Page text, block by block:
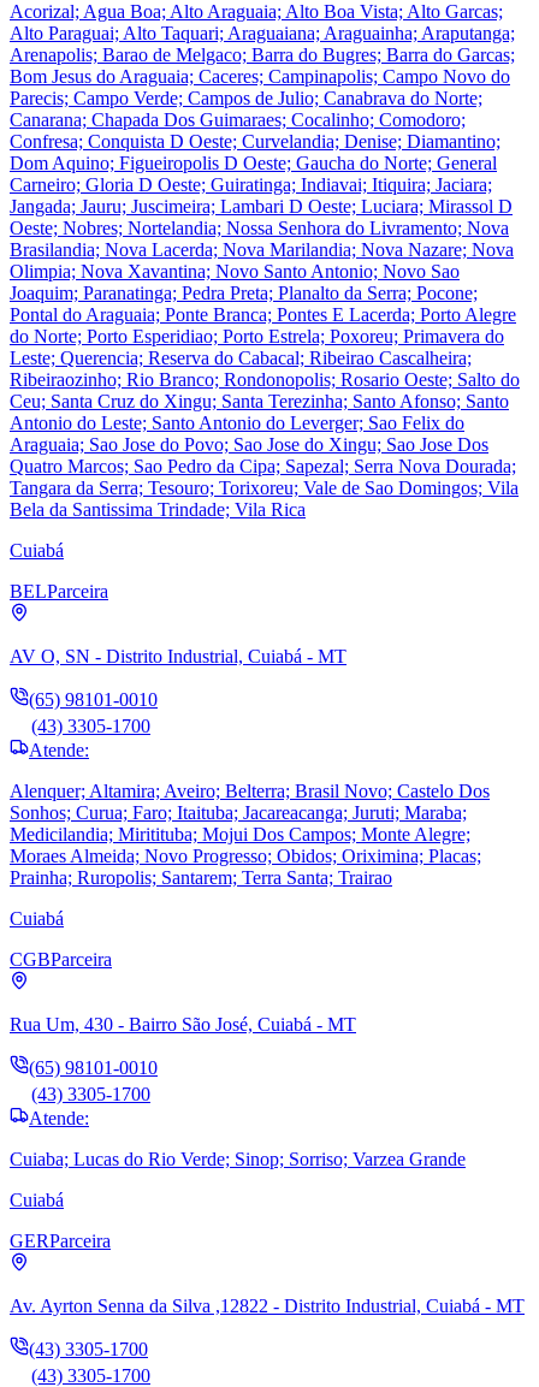
Acorizal; Agua Boa; Alto Araguaia; Alto Boa Vista; Alto Garcas;
Alto Paraguai; Alto Taquari; Araguaiana; Araguainha; Araputanga;
Arenapolis; Barao de Melgaco; Barra do Bugres; Barra do Garcas;
Bom Jesus do Araguaia; Caceres; Campinapolis; Campo Novo do
Parecis; Campo Verde; Campos de Julio; Canabrava do Norte;
Canarana; Chapada Dos Guimaraes; Cocalinho; Comodoro;
Confresa; Conquista D Oeste; Curvelandia; Denise; Diamantino;
Dom Aquino; Figueiropolis D Oeste; Gaucha do Norte; General
Carneiro; Gloria D Oeste; Guiratinga; Indiavai; Itiquira; Jaciara;
Jangada; Jauru; Juscimeira; Lambari D Oeste; Luciara; Mirassol D
Oeste; Nobres; Nortelandia; Nossa Senhora do Livramento; Nova
Brasilandia; Nova Lacerda; Nova Marilandia; Nova Nazare; Nova
Olimpia; Nova Xavantina; Novo Santo Antonio; Novo Sao
Joaquim; Paranatinga; Pedra Preta; Planalto da Serra; Pocone;
Pontal do Araguaia; Ponte Branca; Pontes E Lacerda; Porto Alegre
do Norte; Porto Esperidiao; Porto Estrela; Poxoreu; Primavera do
Leste; Querencia; Reserva do Cabacal; Ribeirao Cascalheira;
Ribeiraozinho; Rio Branco; Rondonopolis; Rosario Oeste; Salto do
Ceu; Santa Cruz do Xingu; Santa Terezinha; Santo Afonso; Santo
Antonio do Leste; Santo Antonio do Leverger; Sao Felix do
Araguaia; Sao Jose do Povo; Sao Jose do Xingu; Sao Jose Dos
Quatro Marcos; Sao Pedro da Cipa; Sapezal; Serra Nova Dourada;
Tangara da Serra; Tesouro; Torixoreu; Vale de Sao Domingos; Vila
Bela da Santissima Trindade; Vila Rica
Cuiabá
BELParceira
AV O, SN - Distrito Industrial, Cuiabá - MT
(65) 98101-0010
(43) 3305-1700
Atende:
Alenquer; Altamira; Aveiro; Belterra; Brasil Novo; Castelo Dos
Sonhos; Curua; Faro; Itaituba; Jacareacanga; Juruti; Maraba;
Medicilandia; Miritituba; Mojui Dos Campos; Monte Alegre;
Moraes Almeida; Novo Progresso; Obidos; Oriximina; Placas;
Prainha; Ruropolis; Santarem; Terra Santa; Trairao
Cuiabá
CGBParceira
Rua Um, 430 - Bairro São José, Cuiabá - MT
(65) 98101-0010
(43) 3305-1700
Atende:
Cuiaba; Lucas do Rio Verde; Sinop; Sorriso; Varzea Grande
Cuiabá
GERParceira
Av. Ayrton Senna da Silva ,12822 - Distrito Industrial, Cuiabá - MT
(43) 3305-1700
(43) 3305-1700